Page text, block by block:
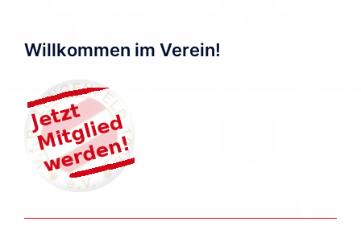
Willkommen im Verein!